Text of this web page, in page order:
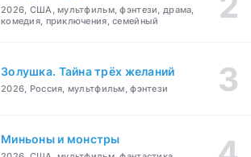
2026, США, мультфильм, фэнтези, драма,
комедия, приключения, семейный
Золушка. Тайна трёх желаний
2026, Россия, мультфильм, фэнтези
Миньоны и монстры